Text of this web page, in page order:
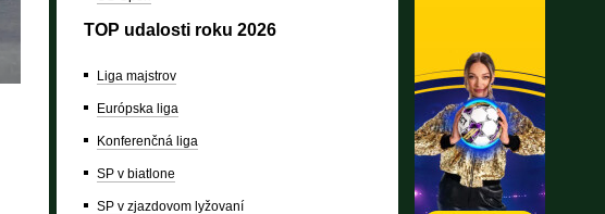
TOP udalosti roku 2026
Liga majstrov
Európska liga
Konferenčná liga
SP v biatlone
SP v zjazdovom lyžovaní